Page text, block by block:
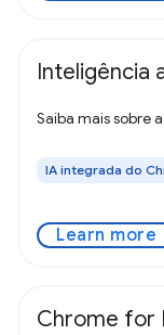
Inteligência
Saiba mais sobre
IA integrada do
Learn more
Chrome for